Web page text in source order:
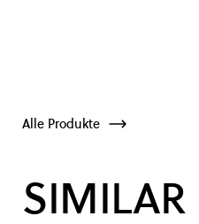
Alle Produkte
SIMILAR